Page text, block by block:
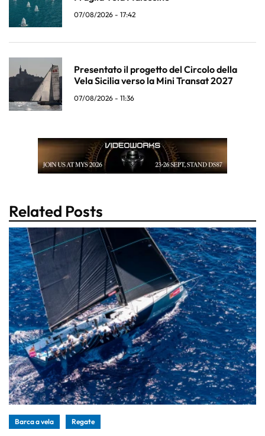
07/08/2026 - 17:42
Presentato il progetto del Circolo della
Vela Sicilia verso la Mini Transat 2027
07/08/2026 - 11:36
Related Posts
Barca a vela Regate